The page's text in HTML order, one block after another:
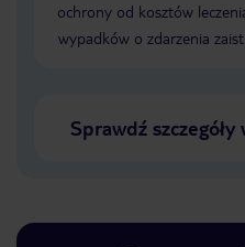
ochrony od kosztów
wypadków o zdarzenia
Sprawdź